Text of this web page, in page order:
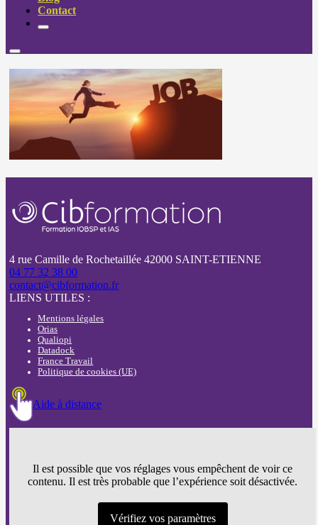
Contact
4 rue Camille de Rochetaillée 42000 SAINT-ETIENNE
04 77 32 38 00
contact@cibformation.fr
LIENS UTILES :
Mentions légales
Orias
Qualiopi
Datadock
France Travail
Politique de cookies (UE)
Aide à distance
Il est possible que vos réglages vous empêchent de voir ce
contenu. Il est très probable que l’expérience soit désactivée.
Vérifiez vos paramètres